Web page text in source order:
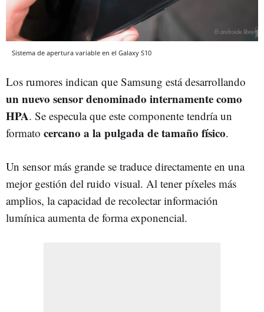
Sistema de apertura variable en el Galaxy S10
Los rumores indican que Samsung está desarrollando
un nuevo sensor denominado internamente como
HPA. Se especula que este componente tendría un
formato cercano a la pulgada de tamaño físico.
Un sensor más grande se traduce directamente en una
mejor gestión del ruido visual. Al tener píxeles más
amplios, la capacidad de recolectar información
lumínica aumenta de forma exponencial.